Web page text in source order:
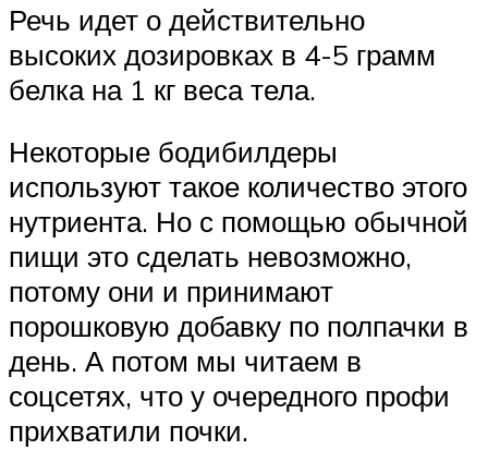
Речь идет о действительно
высоких дозировках в 4-5 грамм
белка на 1 кг веса тела.
Некоторые бодибилдеры
используют такое количество этого
нутриента. Но с помощью обычной
пищи это сделать невозможно,
потому они и принимают
порошковую добавку по полпачки в
день. А потом мы читаем в
соцсетях, что у очередного профи
прихватили почки.